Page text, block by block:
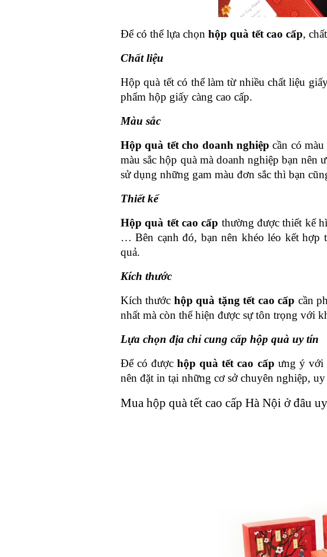
Để có thể lựa chọn hộp quà tết cao cấp,
Chất liệu
Hộp quà tết có thể làm từ nhiều chất liệu
phẩm hộp giấy càng cao cấp.
Màu sắc
Hộp quà tết cho doanh nghiệp cần có
màu sắc hộp quà mà doanh nghiệp bạn
sử dụng những gam màu đơn sắc thì bạn
Thiết kế
Hộp quà tết cao cấp thường được thiết kế
… Bên cạnh đó, bạn nên khéo léo kết hợp
quả.
Kích thước
Kích thước hộp quà tặng tết cao cấp cần
nhất mà còn thể hiện được sự tôn trọng với
Lựa chọn địa chỉ cung cấp hộp quà uy tín
Để có được hộp quà tết cao cấp ưng ý với
nên đặt in tại những cơ sở chuyên nghiệp,
Mua hộp quà tết cao cấp Hà Nội ở đâu